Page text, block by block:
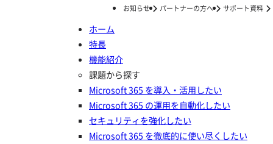
お知らせ パートナーの方へ サポート資料
ホーム
特長
機能紹介
課題から探す
Microsoft 365 を導入・活用したい
Microsoft 365 の運用を自動化したい
セキュリティを強化したい
Microsoft 365 を徹底的に使い尽くしたい
お問い合わせ
お問い合わせ